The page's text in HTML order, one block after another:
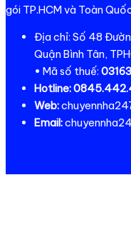
gói TP.HCM và Toàn
Địa chỉ: Số 48
Quận Bình Tân,
• Mã số thuế:
Hotline:
Web:
Email: